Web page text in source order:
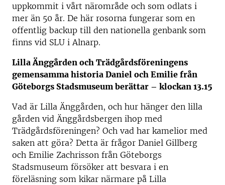
uppkommit i vårt närområde och som odlats i
mer än 50 år. De här rosorna fungerar som en
offentlig backup till den nationella genbank som
finns vid SLU i Alnarp.
Lilla Änggården och Trädgårdsföreningens
gemensamma historia Daniel och Emilie från
Göteborgs Stadsmuseum berättar – klockan 13.15
Vad är Lilla Änggården, och hur hänger den lilla
gården vid Änggårdsbergen ihop med
Trädgårdsföreningen? Och vad har kamelior med
saken att göra? Detta är frågor Daniel Gillberg
och Emilie Zachrisson från Göteborgs
Stadsmuseum försöker att besvara i en
föreläsning som kikar närmare på Lilla